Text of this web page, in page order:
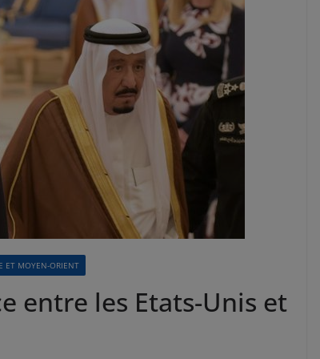
ET MOYEN-ORIENT
entre les Etats-Unis et